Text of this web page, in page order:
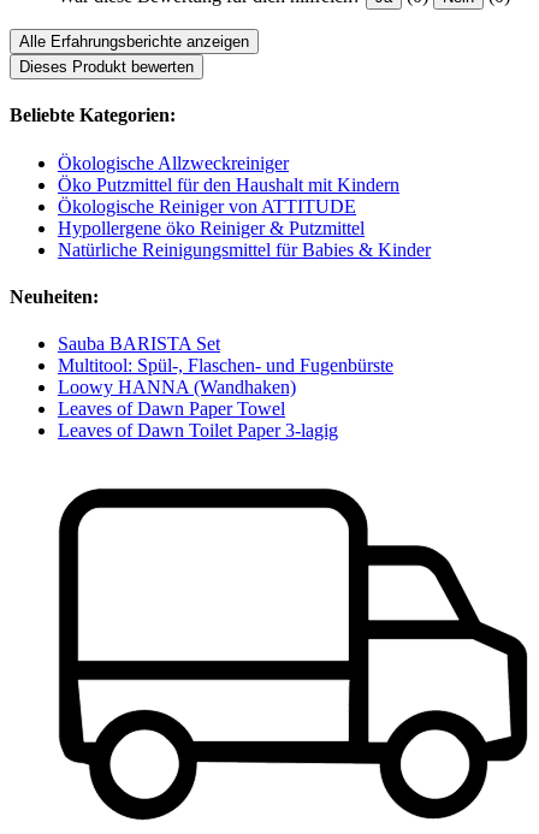
Alle Erfahrungsberichte anzeigen
Dieses Produkt bewerten
Beliebte Kategorien:
Ökologische Allzweckreiniger
Öko Putzmittel für den Haushalt mit Kindern
Ökologische Reiniger von ATTITUDE
Hypollergene öko Reiniger & Putzmittel
Natürliche Reinigungsmittel für Babies & Kinder
Neuheiten:
Sauba BARISTA Set
Multitool: Spül-, Flaschen- und Fugenbürste
Loowy HANNA (Wandhaken)
Leaves of Dawn Paper Towel
Leaves of Dawn Toilet Paper 3-lagig